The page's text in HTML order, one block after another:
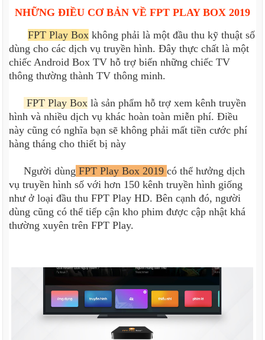
NHỮNG ĐIỀU CƠ BẢN VỀ FPT PLAY BOX 2019
FPT Play Box không phải là một đầu thu kỹ thuật số
dùng cho các dịch vụ truyền hình. Đây thực chất là một
chiếc Android Box TV hỗ trợ biến những chiếc TV
thông thường thành TV thông minh.
FPT Play Box là sản phẩm hỗ trợ xem kênh truyền
hình và nhiều dịch vụ khác hoàn toàn miễn phí. Điều
này cũng có nghĩa bạn sẽ không phải mất tiền cước phí
hàng tháng cho thiết bị này
Người dùng FPT Play Box 2019có thể hưởng dịch
vụ truyền hình số với hơn 150 kênh truyền hình giống
như ở loại đầu thu FPT Play HD. Bên cạnh đó, người
dùng cũng có thể tiếp cận kho phim được cập nhật khá
thường xuyên trên FPT Play.